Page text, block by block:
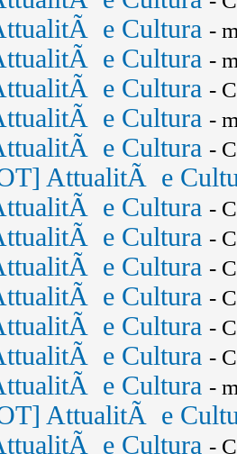
e Cultura -
e Cultura -
e Cultura -
e Cultura -
e Cultura -
AttualitÃ e
e Cultura -
e Cultura -
e Cultura -
e Cultura -
e Cultura -
e Cultura -
e Cultura -
AttualitÃ e
e Cultura -